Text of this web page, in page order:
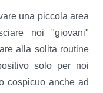
una piccola area
noi "giovani"
alla solita routine
solo per noi
cospicuo anche ad